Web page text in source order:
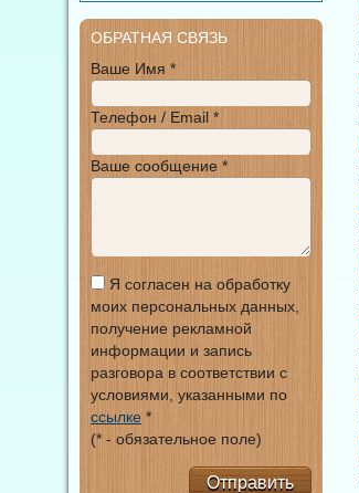
ОБРАТНАЯ СВЯЗЬ
Ваше Имя *
Телефон / Email *
Ваше сообщение *
Я согласен на обработку
моих персональных данных,
получение рекламной
информации и запись
разговора в соответствии с
условиями, указанными по
ссылке *
(* - обязательное поле)
Отправить